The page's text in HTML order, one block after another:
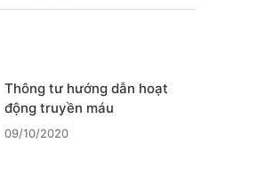
Thông tư hướng dẫn hoạt
động truyền máu
09/10/2020